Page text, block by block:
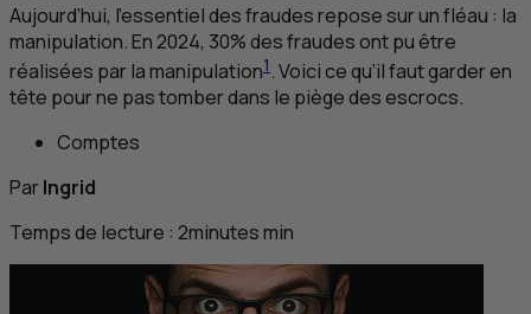
Aujourd’hui, l’essentiel des fraudes repose sur un fléau : la
manipulation. En 2024, 30% des fraudes ont pu être
réalisées par la manipulation1. Voici ce qu’il faut garder en
tête pour ne pas tomber dans le piège des escrocs.
Comptes
ParIngrid
Temps de lecture : 2minutesmin